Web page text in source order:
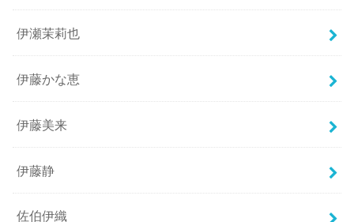
伊瀬茉莉也
伊藤かな恵
伊藤美来
伊藤静
佐伯伊織